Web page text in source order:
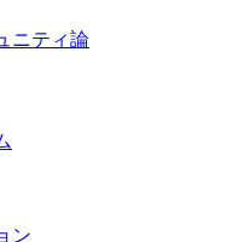
ニティ論
ン